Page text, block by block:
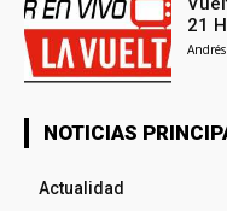
21
NOTICIAS
Actualidad